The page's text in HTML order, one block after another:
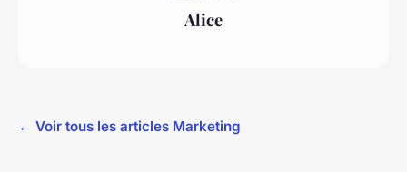
Alice
← Voir tous les articles Marketing